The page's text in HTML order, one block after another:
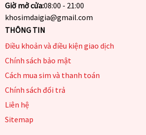
Giờ mở cửa:08:00 - 21:00
khosimdaigia@gmail.com
THÔNG TIN
Điều khoản và điều kiện giao dịch
Chính sách bảo mật
Cách mua sim và thanh toán
Chính sách đổi trả
Liên hệ
Sitemap